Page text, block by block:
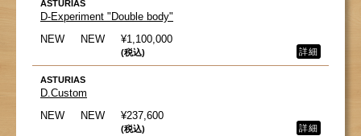
ASTURIAS
D-Experiment "Double body"
NEW
NEW ¥1,100,000
(税込) 詳細
ASTURIAS
D.Custom
NEW
NEW ¥237,600
(税込) 詳細